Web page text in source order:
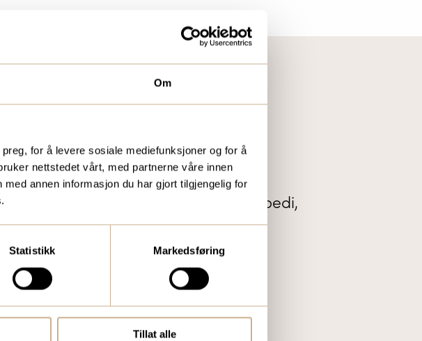
Om
for å levere sosiale mediefunksjoner og for å
nettstedet vårt, med partnerne våre innen
annen informasjon du har gjort tilgjengelig for
Statistikk Markedsføring
Tillat alle
i året sender vi ut vårt gratis
med siste nytt innenfor ortopedi,
kirurgi, hospital og mikroskopi.
Ortomedia